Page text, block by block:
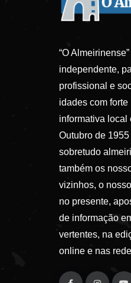
“O
independente,
profissional e
idades com
informativa local
Outubro de
sobretudo
também os
vizinhos, o
no presente,
de informação
vertentes, na
online e nas